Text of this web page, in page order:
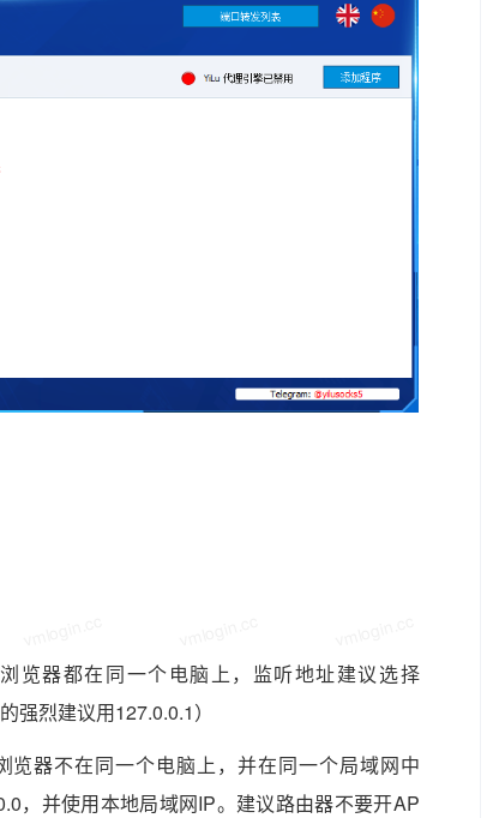
览器都在同一个电脑上，监听地址建议选择
强烈建议用127.0.0.1）
览器不在同一个电脑上，并在同一个局域网中
，并使用本地局域网IP。建议路由器不要开AP